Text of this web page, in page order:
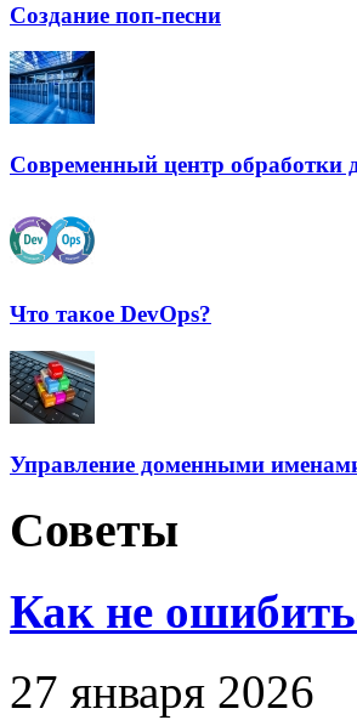
Создание поп-песни
Современный центр обработки
Что такое DevOps?
Управление доменными
Советы
Как не
27 января 2026